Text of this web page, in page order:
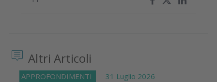
Altri Articoli
APPROFONDIMENTI 31 Luglio 2026